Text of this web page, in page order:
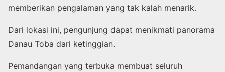
memberikan pengalaman yang tak kalah menarik.
Dari lokasi ini, pengunjung dapat menikmati panorama
Danau Toba dari ketinggian.
Pemandangan yang terbuka membuat seluruh